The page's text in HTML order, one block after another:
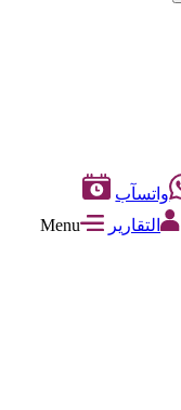
واتسآب
التقارير
Menu